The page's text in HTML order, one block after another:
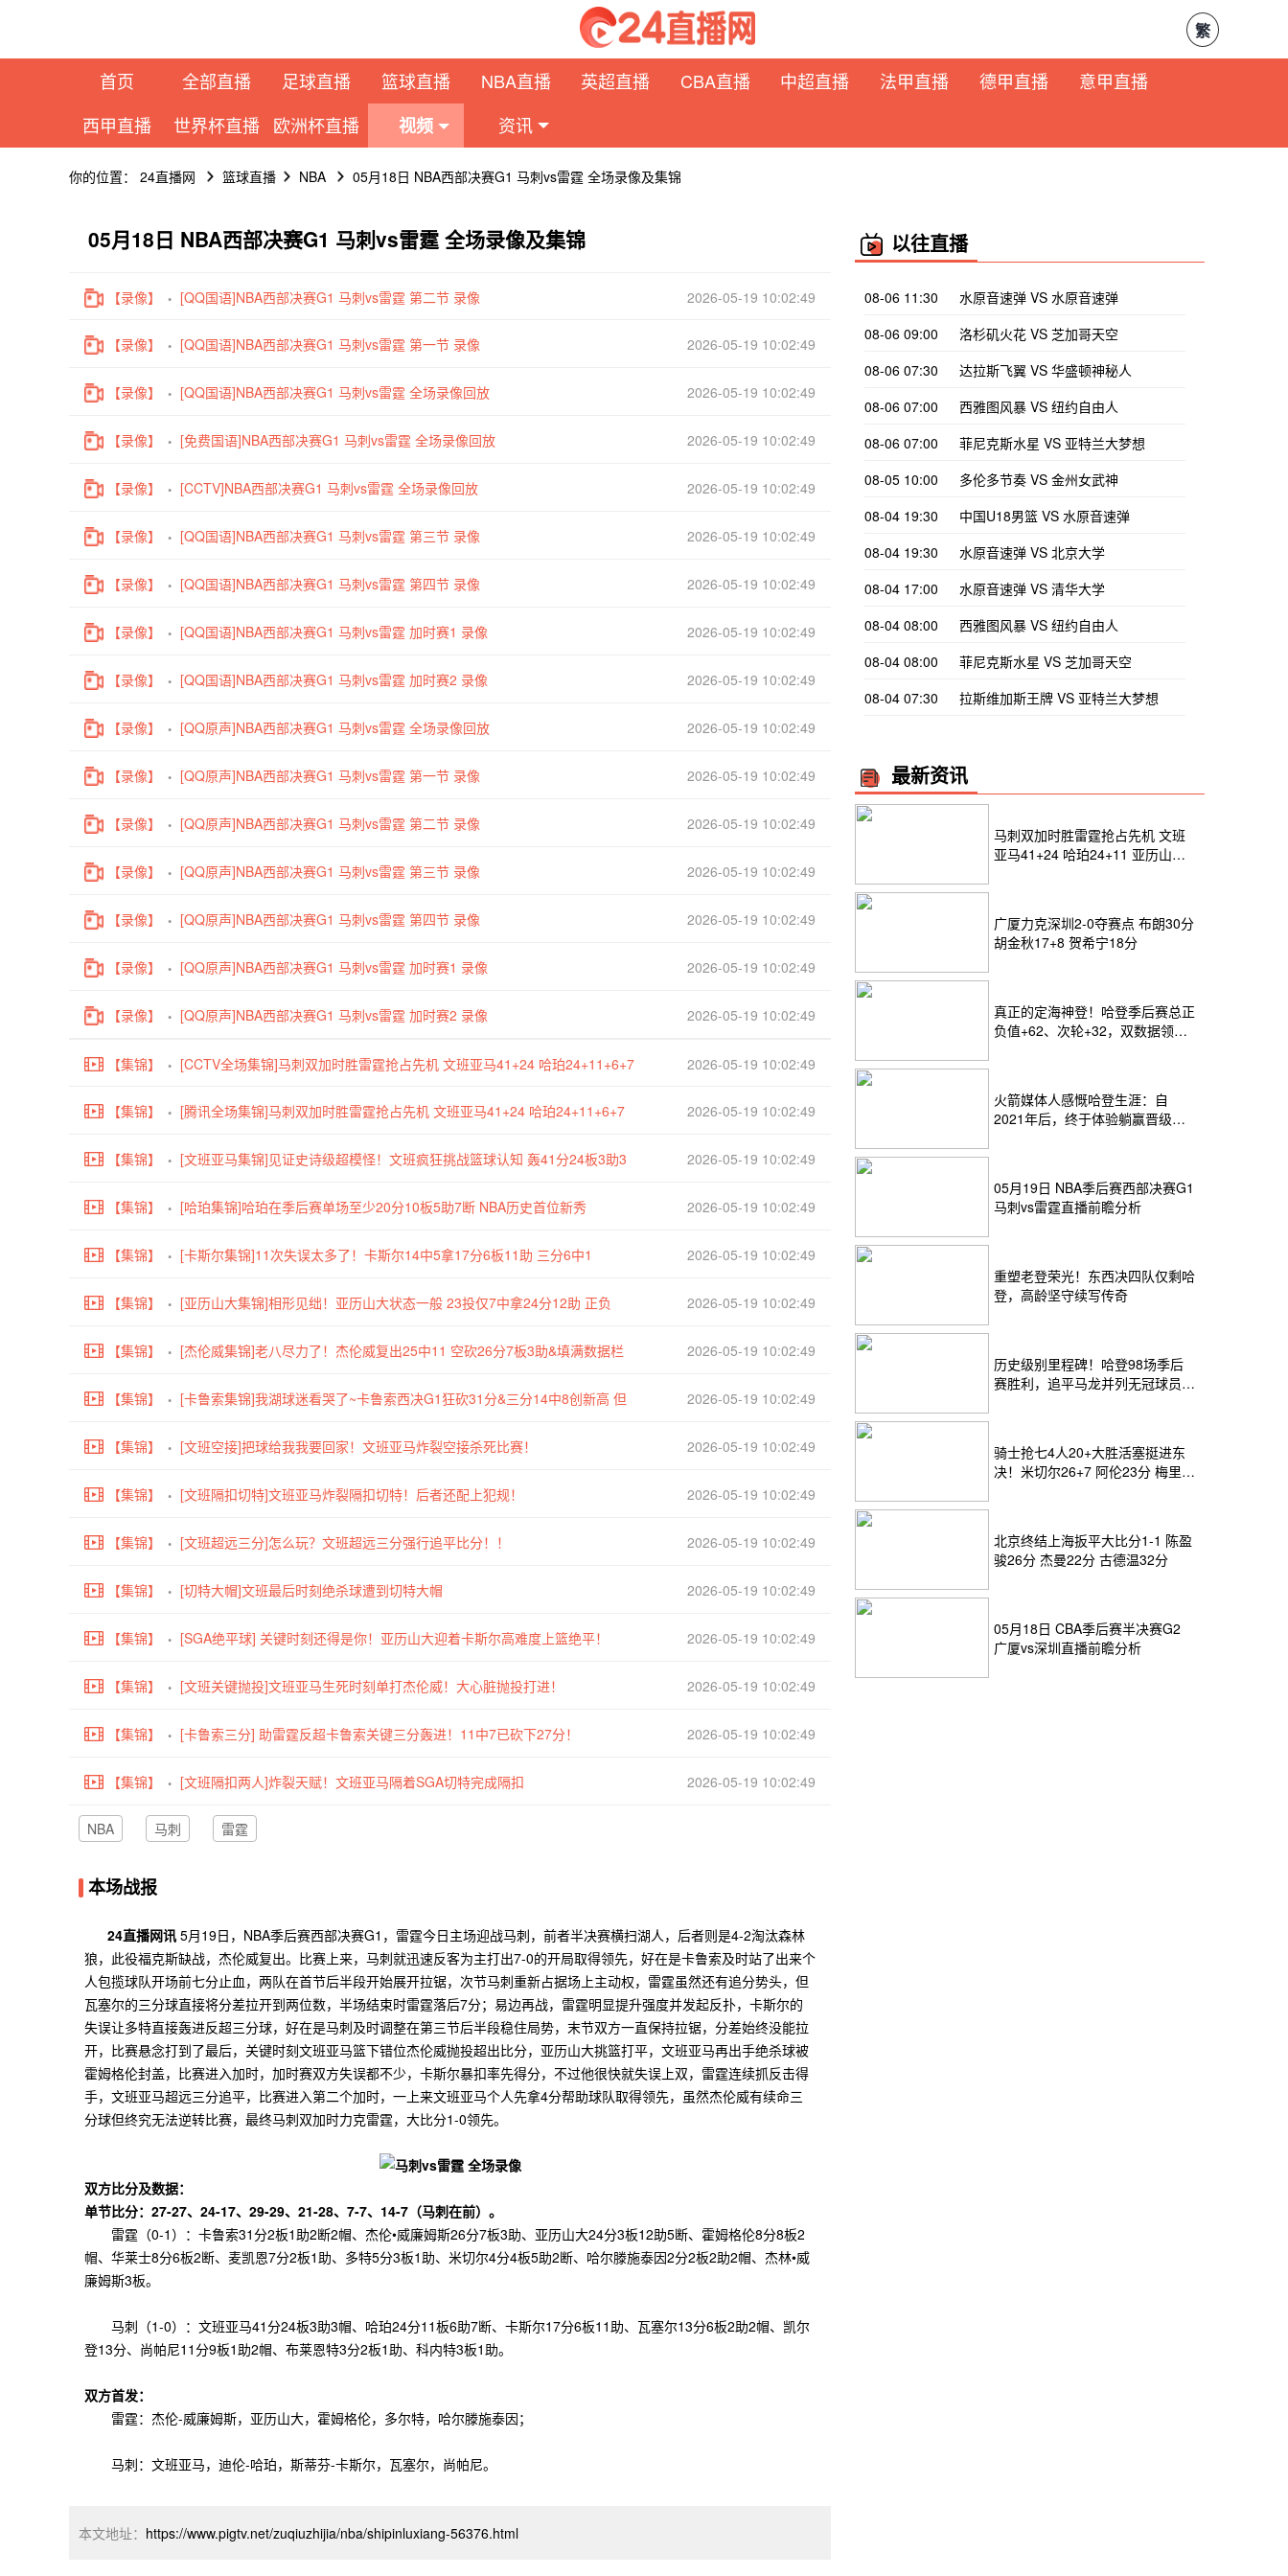
繁
首页 全部直播 足球直播 篮球直播 NBA直播 英超直播 CBA直播 中超直播 法甲直播 德甲直播
意甲直播
西甲直播
世界杯直播 欧洲杯直播 视频 资讯
你的位置： 24直播网 篮球直播 NBA 05月18日 NBA西部决赛G1 马刺vs雷霆 全场录像及集锦
05月18日 NBA西部决赛G1 马刺vs雷霆 全场录像及集锦
【录像】 [QQ国语]NBA西部决赛G1 马刺vs雷霆 第二节 录像 2026-05-19 10:02:49
【录像】 [QQ国语]NBA西部决赛G1 马刺vs雷霆 第一节 录像 2026-05-19 10:02:49
【录像】 [QQ国语]NBA西部决赛G1 马刺vs雷霆 全场录像回放 2026-05-19 10:02:49
【录像】 [免费国语]NBA西部决赛G1 马刺vs雷霆 全场录像回放 2026-05-19 10:02:49
【录像】 [CCTV]NBA西部决赛G1 马刺vs雷霆 全场录像回放 2026-05-19 10:02:49
【录像】 [QQ国语]NBA西部决赛G1 马刺vs雷霆 第三节 录像 2026-05-19 10:02:49
【录像】 [QQ国语]NBA西部决赛G1 马刺vs雷霆 第四节 录像 2026-05-19 10:02:49
【录像】 [QQ国语]NBA西部决赛G1 马刺vs雷霆 加时赛1 录像 2026-05-19 10:02:49
【录像】 [QQ国语]NBA西部决赛G1 马刺vs雷霆 加时赛2 录像 2026-05-19 10:02:49
【录像】 [QQ原声]NBA西部决赛G1 马刺vs雷霆 全场录像回放 2026-05-19 10:02:49
【录像】 [QQ原声]NBA西部决赛G1 马刺vs雷霆 第一节 录像 2026-05-19 10:02:49
【录像】 [QQ原声]NBA西部决赛G1 马刺vs雷霆 第二节 录像 2026-05-19 10:02:49
【录像】 [QQ原声]NBA西部决赛G1 马刺vs雷霆 第三节 录像 2026-05-19 10:02:49
【录像】 [QQ原声]NBA西部决赛G1 马刺vs雷霆 第四节 录像 2026-05-19 10:02:49
【录像】 [QQ原声]NBA西部决赛G1 马刺vs雷霆 加时赛1 录像 2026-05-19 10:02:49
【录像】 [QQ原声]NBA西部决赛G1 马刺vs雷霆 加时赛2 录像 2026-05-19 10:02:49
【集锦】 [CCTV全场集锦]马刺双加时胜雷霆抢占先机 文班亚马41+24 哈珀24+11+6+7
断
2026-05-19 10:02:49
【集锦】 [腾讯全场集锦]马刺双加时胜雷霆抢占先机 文班亚马41+24 哈珀24+11+6+7
断
2026-05-19 10:02:49
【集锦】 [文班亚马集锦]见证史诗级超模怪！文班疯狂挑战篮球认知 轰41分24板3助3
帽
2026-05-19 10:02:49
【集锦】 [哈珀集锦]哈珀在季后赛单场至少20分10板5助7断 NBA历史首位新秀 2026-05-19 10:02:49
【集锦】 [卡斯尔集锦]11次失误太多了！卡斯尔14中5拿17分6板11助 三分6中1 2026-05-19 10:02:49
【集锦】 [亚历山大集锦]相形见绌！亚历山大状态一般 23投仅7中拿24分12助 正负
值-15
2026-05-19 10:02:49
【集锦】 [杰伦威集锦]老八尽力了！杰伦威复出25中11 空砍26分7板3助&填满数据栏 2026-05-19 10:02:49
【集锦】 [卡鲁索集锦]我湖球迷看哭了~卡鲁索西决G1狂砍31分&三分14中8创新高 但
成空砍
2026-05-19 10:02:49
【集锦】 [文班空接]把球给我我要回家！文班亚马炸裂空接杀死比赛！ 2026-05-19 10:02:49
【集锦】 [文班隔扣切特]文班亚马炸裂隔扣切特！后者还配上犯规！ 2026-05-19 10:02:49
【集锦】 [文班超远三分]怎么玩？文班超远三分强行追平比分！！ 2026-05-19 10:02:49
【集锦】 [切特大帽]文班最后时刻绝杀球遭到切特大帽 2026-05-19 10:02:49
【集锦】 [SGA绝平球] 关键时刻还得是你！亚历山大迎着卡斯尔高难度上篮绝平！ 2026-05-19 10:02:49
【集锦】 [文班关键抛投]文班亚马生死时刻单打杰伦威！大心脏抛投打进！ 2026-05-19 10:02:49
【集锦】 [卡鲁索三分] 助雷霆反超卡鲁索关键三分轰进！11中7已砍下27分！ 2026-05-19 10:02:49
【集锦】 [文班隔扣两人]炸裂天赋！文班亚马隔着SGA切特完成隔扣 2026-05-19 10:02:49
NBA 马刺 雷霆
本场战报
24直播网讯 5月19日，NBA季后赛西部决赛G1，雷霆今日主场迎战马刺，前者半决赛横扫湖人，后者则是4-2淘汰森林
狼，此役福克斯缺战，杰伦威复出。比赛上来，马刺就迅速反客为主打出7-0的开局取得领先，好在是卡鲁索及时站了出来个
人包揽球队开场前七分止血，两队在首节后半段开始展开拉锯，次节马刺重新占据场上主动权，雷霆虽然还有追分势头，但
瓦塞尔的三分球直接将分差拉开到两位数，半场结束时雷霆落后7分；易边再战，雷霆明显提升强度并发起反扑，卡斯尔的
失误让多特直接轰进反超三分球，好在是马刺及时调整在第三节后半段稳住局势，末节双方一直保持拉锯，分差始终没能拉
开，比赛悬念打到了最后，关键时刻文班亚马篮下错位杰伦威抛投超出比分，亚历山大挑篮打平，文班亚马再出手绝杀球被
霍姆格伦封盖，比赛进入加时，加时赛双方失误都不少，卡斯尔暴扣率先得分，不过他很快就失误上双，雷霆连续抓反击得
手，文班亚马超远三分追平，比赛进入第二个加时，一上来文班亚马个人先拿4分帮助球队取得领先，虽然杰伦威有续命三
分球但终究无法逆转比赛，最终马刺双加时力克雷霆，大比分1-0领先。
双方比分及数据：
单节比分：27-27、24-17、29-29、21-28、7-7、14-7（马刺在前）。
雷霆（0-1）：卡鲁索31分2板1助2断2帽、杰伦•威廉姆斯26分7板3助、亚历山大24分3板12助5断、霍姆格伦8分8板2
帽、华莱士8分6板2断、麦凯恩7分2板1助、多特5分3板1助、米切尔4分4板5助2断、哈尔滕施泰因2分2板2助2帽、杰林•威
廉姆斯3板。
马刺（1-0）：文班亚马41分24板3助3帽、哈珀24分11板6助7断、卡斯尔17分6板11助、瓦塞尔13分6板2助2帽、凯尔
登13分、尚帕尼11分9板1助2帽、布莱恩特3分2板1助、科内特3板1助。
双方首发：
雷霆：杰伦-威廉姆斯，亚历山大，霍姆格伦，多尔特，哈尔滕施泰因；
马刺：文班亚马，迪伦-哈珀，斯蒂芬-卡斯尔，瓦塞尔，尚帕尼。
本文地址： https://www.pigtv.net/zuqiuzhijia/nba/shipinluxiang-56376.html
以往直播
08-06 11:30
水原音速弹 VS 水原音速弹
08-06 09:00
洛杉矶火花 VS 芝加哥天空
08-06 07:30
达拉斯飞翼 VS 华盛顿神秘人
08-06 07:00
西雅图风暴 VS 纽约自由人
08-06 07:00
菲尼克斯水星 VS 亚特兰大梦想
08-05 10:00
多伦多节奏 VS 金州女武神
08-04 19:30
中国U18男篮 VS 水原音速弹
08-04 19:30
水原音速弹 VS 北京大学
08-04 17:00
水原音速弹 VS 清华大学
08-04 08:00
西雅图风暴 VS 纽约自由人
08-04 08:00
菲尼克斯水星 VS 芝加哥天空
08-04 07:30
拉斯维加斯王牌 VS 亚特兰大梦想
最新资讯
马刺双加时胜雷霆抢占先机 文班
亚马41+24 哈珀24+11 亚历山大
广厦力克深圳2-0夺赛点 布朗30分
胡金秋17+8 贺希宁18分
真正的定海神登！哈登季后赛总正
负值+62、次轮+32，双数据领跑
火箭媒体人感慨哈登生涯：自
2021年后，终于体验躺赢晋级滋
05月19日 NBA季后赛西部决赛G1
马刺vs雷霆直播前瞻分析
重塑老登荣光！东西决四队仅剩哈
登，高龄坚守续写传奇
历史级别里程碑！哈登98场季后
赛胜利，追平马龙并列无冠球员历
骑士抢七4人20+大胜活塞挺进东
决！米切尔26+7 阿伦23分 梅里尔
北京终结上海扳平大比分1-1 陈盈
骏26分 杰曼22分 古德温32分
05月18日 CBA季后赛半决赛G2
广厦vs深圳直播前瞻分析